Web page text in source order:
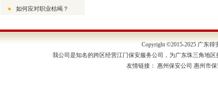
如何应对职业枯竭？
Copyright ©2015-2025 广东
我公司是知名的跨区经营江门保安服务公司，为广东珠三角地
友情链接： 惠州保安公司 惠州市